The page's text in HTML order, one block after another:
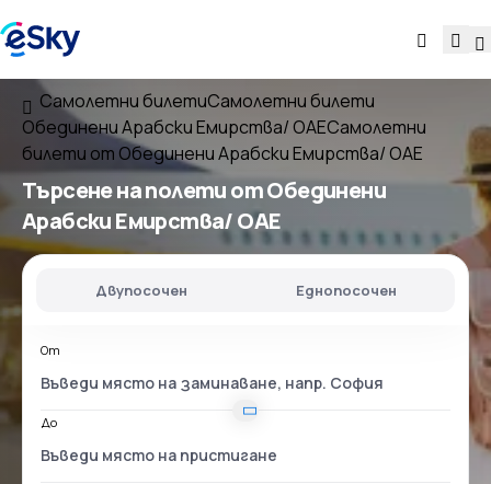
Самолетни билетиСамолетни билети
Обединени Арабски Емирства/ ОАЕСамолетни
билети от Обединени Арабски Емирства/ ОАЕ
Търсене на полетиот Обединени
Арабски Емирства/ ОАЕ
Двупосочен Еднопосочен
От
До